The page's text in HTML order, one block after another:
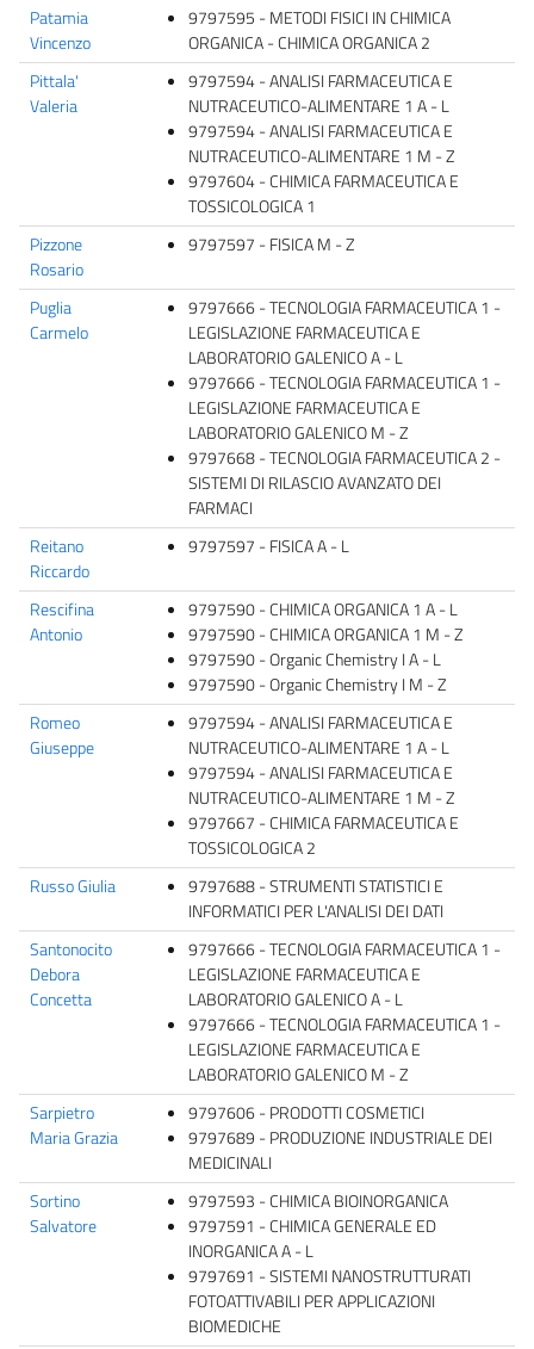
Patamia
Vincenzo
9797595 - METODI FISICI IN CHIMICA
ORGANICA - CHIMICA ORGANICA 2
Pittala'
Valeria
9797594 - ANALISI FARMACEUTICA E
NUTRACEUTICO-ALIMENTARE 1 A - L
9797594 - ANALISI FARMACEUTICA E
NUTRACEUTICO-ALIMENTARE 1 M - Z
9797604 - CHIMICA FARMACEUTICA E
TOSSICOLOGICA 1
Pizzone
Rosario
9797597 - FISICA M - Z
Puglia
Carmelo
9797666 - TECNOLOGIA FARMACEUTICA 1 -
LEGISLAZIONE FARMACEUTICA E
LABORATORIO GALENICO A - L
9797666 - TECNOLOGIA FARMACEUTICA 1 -
LEGISLAZIONE FARMACEUTICA E
LABORATORIO GALENICO M - Z
9797668 - TECNOLOGIA FARMACEUTICA 2 -
SISTEMI DI RILASCIO AVANZATO DEI
FARMACI
Reitano
Riccardo
9797597 - FISICA A - L
Rescifina
Antonio
9797590 - CHIMICA ORGANICA 1 A - L
9797590 - CHIMICA ORGANICA 1 M - Z
9797590 - Organic Chemistry I A - L
9797590 - Organic Chemistry I M - Z
Romeo
Giuseppe
9797594 - ANALISI FARMACEUTICA E
NUTRACEUTICO-ALIMENTARE 1 A - L
9797594 - ANALISI FARMACEUTICA E
NUTRACEUTICO-ALIMENTARE 1 M - Z
9797667 - CHIMICA FARMACEUTICA E
TOSSICOLOGICA 2
Russo Giulia
9797688 - STRUMENTI STATISTICI E
INFORMATICI PER L'ANALISI DEI DATI
Santonocito
Debora
Concetta
9797666 - TECNOLOGIA FARMACEUTICA 1 -
LEGISLAZIONE FARMACEUTICA E
LABORATORIO GALENICO A - L
9797666 - TECNOLOGIA FARMACEUTICA 1 -
LEGISLAZIONE FARMACEUTICA E
LABORATORIO GALENICO M - Z
Sarpietro
Maria Grazia
9797606 - PRODOTTI COSMETICI
9797689 - PRODUZIONE INDUSTRIALE DEI
MEDICINALI
Sortino
Salvatore
9797593 - CHIMICA BIOINORGANICA
9797591 - CHIMICA GENERALE ED
INORGANICA A - L
9797691 - SISTEMI NANOSTRUTTURATI
FOTOATTIVABILI PER APPLICAZIONI
BIOMEDICHE